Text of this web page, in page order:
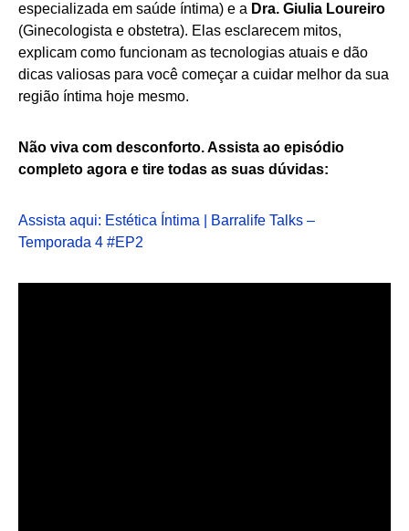
especializada em saúde íntima) e a Dra. Giulia Loureiro
(Ginecologista e obstetra). Elas esclarecem mitos,
explicam como funcionam as tecnologias atuais e dão
dicas valiosas para você começar a cuidar melhor da sua
região íntima hoje mesmo.
Não viva com desconforto. Assista ao episódio
completo agora e tire todas as suas dúvidas:
Assista aqui: Estética Íntima | Barralife Talks –
Temporada 4 #EP2